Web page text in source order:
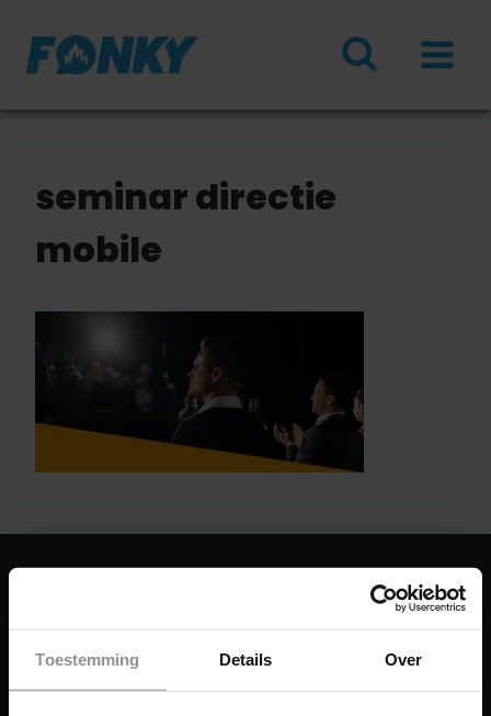
Toestemming Details Over
naar
inhoud
seminar directie
mobile